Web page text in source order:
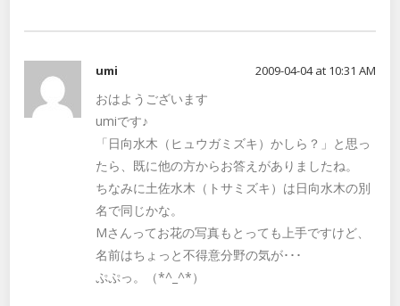
umi 2009-04-04 at 10:31 AM
おはようございます
umiです♪
「日向水木（ヒュウガミズキ）かしら？」と思っ
たら、既に他の方からお答えがありましたね。
ちなみに土佐水木（トサミズキ）は日向水木の別
名で同じかな。
Mさんってお花の写真もとっても上手ですけど、
名前はちょっと不得意分野の気が･･･
ぷぷっ。（*^_^*）